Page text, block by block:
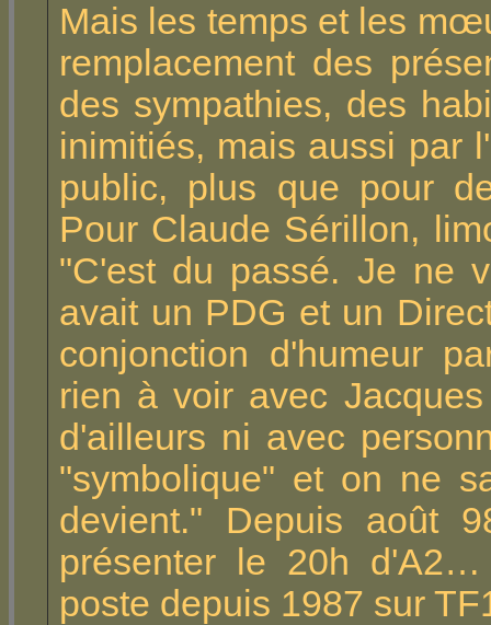
Mais les temps et les
remplacement des
des sympathies, des
inimitiés, mais aussi par
public, plus que pour
Pour Claude Sérillon,
"C'est du passé. Je ne
avait un PDG et un
conjonction d'humeur
rien à voir avec
d'ailleurs ni avec
"symbolique" et on ne
devient." Depuis août
présenter le 20h
poste depuis 1987 sur